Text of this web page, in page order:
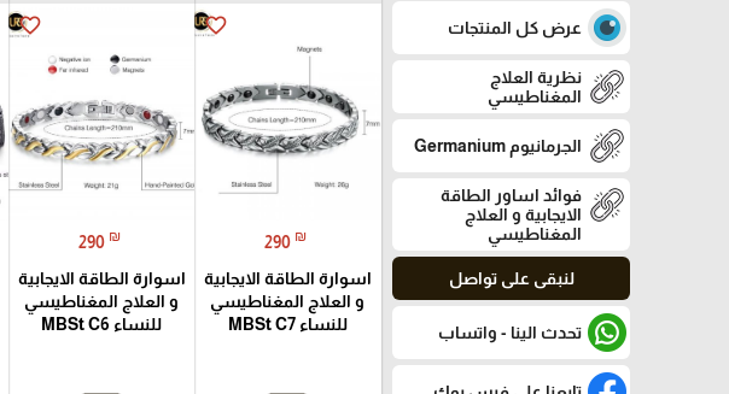
عرض كل المنتجات
نظرية العلاج
المغناطيسي
الجرمانيوم Germanium
فوائد اساور الطاقة
الايجابية و العلاج
المغناطيسي
لنبقى على تواصل
تحدث الينا - واتساب
favorite_border
290 ₪
اسوارة الطاقة الايجابية
و العلاج المغناطيسي
للنساء MBSt C7
favorite_border
290 ₪
اسوارة الطاقة الايجابية
و العلاج المغناطيسي
للنساء MBSt C6